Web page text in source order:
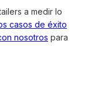
a medir lo
casos de éxito
nosotros para